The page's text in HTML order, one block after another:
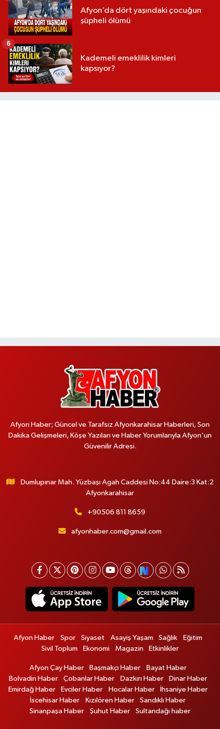
Afyon’da dört yaşındaki çocuğun
şüpheli ölümü
Kademeli emeklilik kimleri
kapsıyor?
6
Afyon Haber; Güncel ve Tarafsız Afyonkarahisar Haberleri, Son
Dakika Gelişmeleri, Köşe Yazıları ve Haber Yorumlarıyla Afyon'un
Güvenilir Adresi.
Dumlupınar Mah. Yüzbaşı Agah Caddesi No:44 Daire:3 Kat:2
Afyonkarahisar
+90506 811 8659
afyonhaber.com@gmail.com
Afyon Haber Spor Siyaset Asayiş Yaşam Sağlık
Eğitim
Sivil Toplum
Ekonomi Magazin Etkinlikler
Afyon Çay Haber Başmakçı Haber
Bayat Haber
Bolvadin Haber
Çobanlar Haber Dazkırı Haber
Dinar Haber
Emirdağ Haber
Evciler Haber Hocalar Haber
İhsaniye Haber
İscehisar Haber
Kızılören Haber
Sandıklı Haber
Sinanpaşa Haber
Şuhut Haber Sultandağı haber